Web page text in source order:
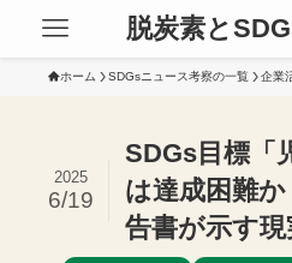
脱炭素と
ホーム SDGsニュース考察の一覧 企業
SDGs目標「
は達成困難
告書が示す
2025
6/19